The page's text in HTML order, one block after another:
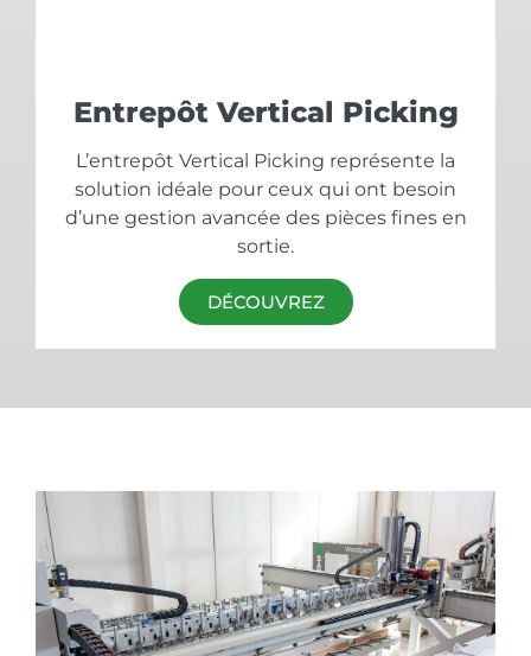
Entrepôt Vertical Picking
L’entrepôt Vertical Picking représente la
solution idéale pour ceux qui ont besoin
d’une gestion avancée des pièces fines en
sortie.
DÉCOUVREZ